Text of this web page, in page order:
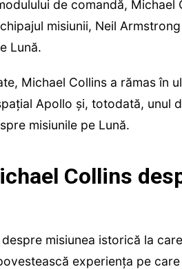
de comandă, Michael
misiunii, Neil
Lună.
Michael Collins a rămas în
Apollo şi, totodată, unul
misiunile pe Lună.
Collins
misiunea istorică la
experiența pe